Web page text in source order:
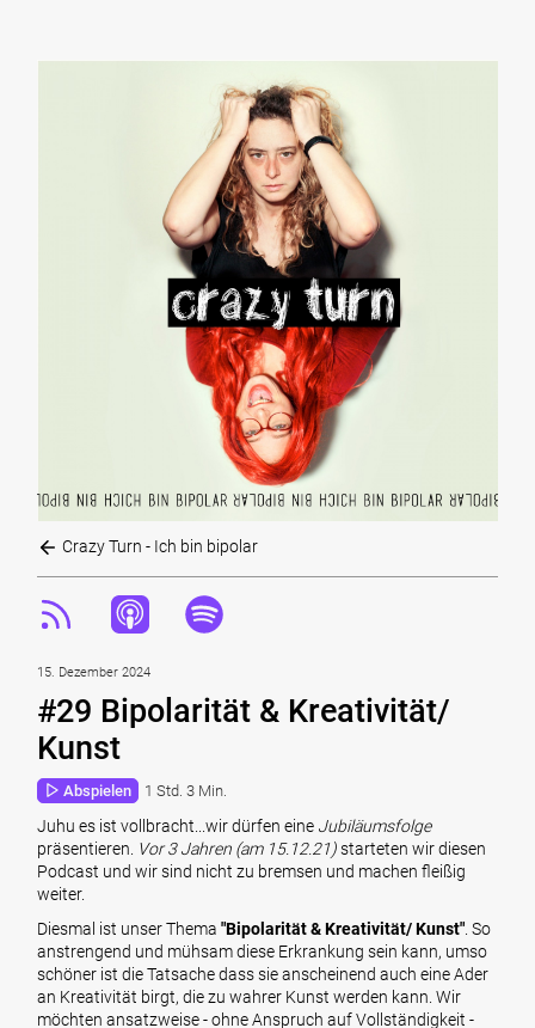
Crazy Turn - Ich bin bipolar
15. Dezember 2024
#29 Bipolarität & Kreativität/
Kunst
Abspielen 1 Std. 3 Min.
Juhu es ist vollbracht...wir dürfen eine Jubiläumsfolge
präsentieren. Vor 3 Jahren (am 15.12.21)starteten wir diesen
Podcast und wir sind nicht zu bremsen und machen fleißig
weiter.
Diesmal ist unser Thema"Bipolarität & Kreativität/ Kunst" . So
anstrengend und mühsam diese Erkrankung sein kann, umso
schöner ist die Tatsache dass sie anscheinend auch eine Ader
an Kreativität birgt, die zu wahrer Kunst werden kann. Wir
möchten ansatzweise - ohne Anspruch auf Vollständigkeit -